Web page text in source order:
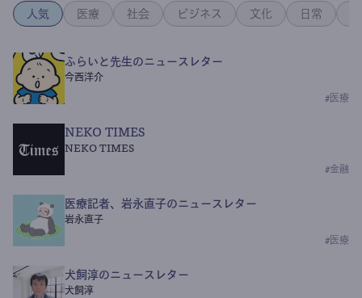
人気 医療 社会 ビジネス 文化 日常
ふらいと先生のニュースレター
今西洋介
# 医療
NEKO TIMES
NEKO TIMES
#金融
医療記者、岩永直子のニュースレター
岩永直子
# 医療
犬飼淳のニュースレター
犬飼淳